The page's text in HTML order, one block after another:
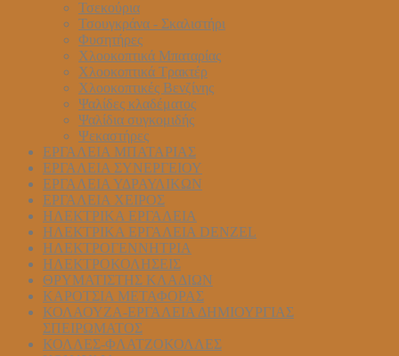
Τσεκούρια
Τσουγκράνα - Σκαλιστήρι
Φυσητήρες
Χλοοκοπτικά Μπαταρίας
Χλοοκοπτικά Τρακτέρ
Χλοοκοπτικές Βενζίνης
Ψαλίδες κλαδέματος
Ψαλίδια συγκομιδής
Ψεκαστήρες
ΕΡΓΑΛΕΙΑ ΜΠΑΤΑΡΙΑΣ
ΕΡΓΑΛΕΙΑ ΣΥΝΕΡΓΕΙΟΥ
ΕΡΓΑΛΕΙΑ ΥΔΡΑΥΛΙΚΩΝ
ΕΡΓΑΛΕΙΑ ΧΕΙΡΟΣ
ΗΛΕΚΤΡΙΚΑ ΕΡΓΑΛΕΙΑ
ΗΛΕΚΤΡΙΚΑ ΕΡΓΑΛΕΙΑ DENZEL
ΗΛΕΚΤΡΟΓΕΝΝΗΤΡΙΑ
ΗΛΕΚΤΡΟΚΟΛΗΣΕΙΣ
ΘΡΥΜΑΤΙΣΤΗΣ ΚΛΑΔΙΩΝ
ΚΑΡΟΤΣΙΑ ΜΕΤΑΦΟΡΑΣ
ΚΟΛΑΟΥΖΑ-ΕΡΓΑΛΕΙΑ ΔΗΜΙΟΥΡΓΙΑΣ
ΣΠΕΙΡΩΜΑΤΟΣ
ΚΟΛΛΕΣ-ΦΛΑΤΖΟΚΟΛΛΕΣ